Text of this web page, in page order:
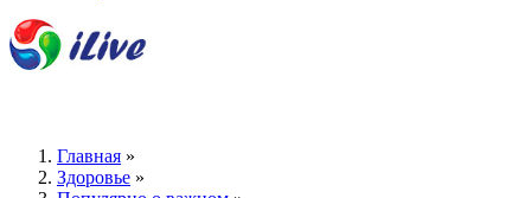
Главная »
Здоровье »